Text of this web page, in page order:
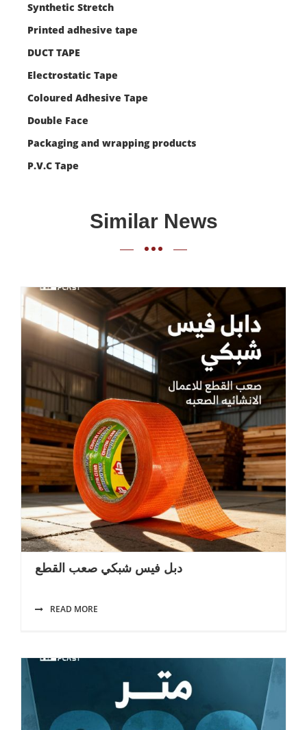
Synthetic Stretch
Printed adhesive tape
DUCT TAPE
Electrostatic Tape
Coloured Adhesive Tape
Double Face
Packaging and wrapping products
P.V.C Tape
Similar News
دبل فيس شبكي صعب القطع
READ MORE